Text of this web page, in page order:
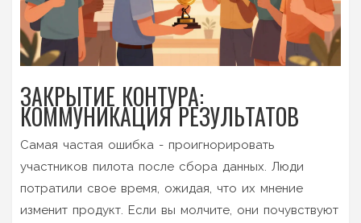
ЗАКРЫТИЕ КОНТУРА:
КОММУНИКАЦИЯ РЕЗУЛЬТАТОВ
Самая частая ошибка - проигнорировать
участников пилота после сбора данных. Люди
потратили свое время, ожидая, что их мнение
изменит продукт. Если вы молчите, они почувствуют